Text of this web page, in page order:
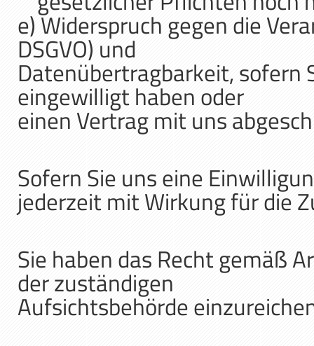
e) Widerspruch gegen die
DSGVO) und
Datenübertragbarkeit, sofern
eingewilligt haben oder
einen Vertrag mit uns
Sofern Sie uns eine
jederzeit mit Wirkung für die
Sie haben das Recht gemäß
der zuständigen
Aufsichtsbehörde